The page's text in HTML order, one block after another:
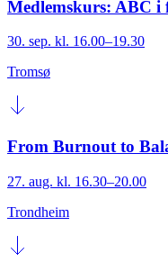
Medlemskurs: ABC
30. sep. kl. 16.00–19.30
Tromsø
From Burnout to
27. aug. kl. 16.30–20.00
Trondheim